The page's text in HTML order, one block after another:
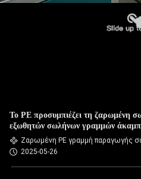
Το PE προσυμπιέζει τη ζαρωμένη
εξωθητών σωλήνων γραμμών
Ζαρωμένη PE γραμμή παραγωγής
2025-05-26